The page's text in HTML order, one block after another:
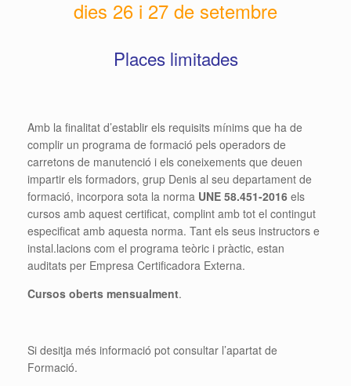
dies 26 i 27 de setembre
Places limitades
Amb la finalitat d’establir els requisits mínims que ha de
complir un programa de formació pels operadors de
carretons de manutenció i els coneixements que deuen
impartir els formadors, grup Denis al seu departament de
formació, incorpora sota la norma UNE 58.451-2016 els
cursos amb aquest certificat, complint amb tot el contingut
especificat amb aquesta norma. Tant els seus instructors e
instal.lacions com el programa teòric i pràctic, estan
auditats per Empresa Certificadora Externa.
Cursos oberts mensualment.
Si desitja més informació pot consultar l’apartat de
Formació.